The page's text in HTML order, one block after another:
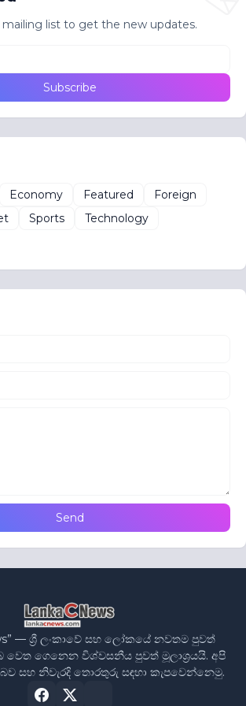
list to get the new updates.
Economy Featured
Foreign
Sports
Technology
— ශ්‍රී ලංකාවේ සහ ලෝකයේ නවතම පුවත්
වෙත ගෙනෙන විශ්වසනීය පුවත් මූලාශ්‍රයයි. අපි
බව සහ නිවැරදි තොරතුරු සඳහා කැපවෙන්නෙමු.